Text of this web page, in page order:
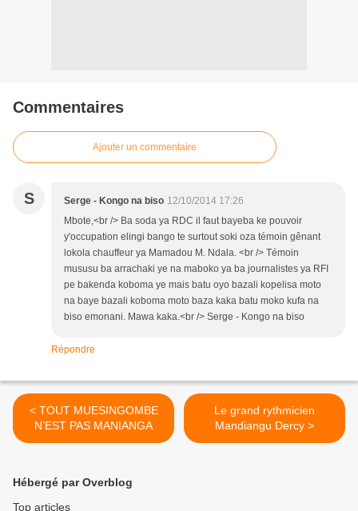
Commentaires
Ajouter un commentaire
S Serge - Kongo na biso 12/10/2014 17:26
Mbote,<br /> Ba soda ya RDC il faut bayeba ke pouvoir
y'occupation elingi bango te surtout soki oza témoin gênant
lokola chauffeur ya Mamadou M. Ndala. <br /> Témoin
mususu ba arrachaki ye na maboko ya ba journalistes ya RFI
pe bakenda koboma ye mais batu oyo bazali kopelisa moto
na baye bazali koboma moto baza kaka batu moko kufa na
biso emonani. Mawa kaka.<br /> Serge - Kongo na biso
Répondre
< TOUT MUESINGOMBE
N’EST PAS MANIANGA
Le grand rythmicien
Mandiangu Dercy >
Hébergé par Overblog
Top articles